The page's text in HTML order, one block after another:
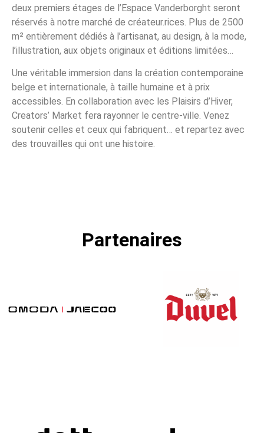
deux premiers étages de l’Espace Vanderborght seront
réservés à notre marché de créateur.rices. Plus de 2500
m² entièrement dédiés à l’artisanat, au design, à la mode,
l’illustration, aux objets originaux et éditions limitées…
Une véritable immersion dans la création contemporaine
belge et internationale, à taille humaine et à prix
accessibles. En collaboration avec les Plaisirs d’Hiver,
Creators’ Market fera rayonner le centre-ville. Venez
soutenir celles et ceux qui fabriquent… et repartez avec
des trouvailles qui ont une histoire.
Partenaires